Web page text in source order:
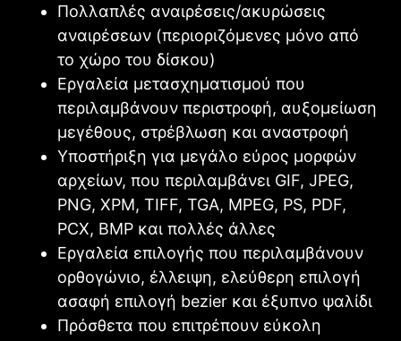
Πολλαπλές αναιρέσεις/ακυρώσεις
αναιρέσεων (περιοριζόμενες μόνο από
το χώρο του δίσκου)
Εργαλεία μετασχηματισμού που
περιλαμβάνουν περιστροφή, αυξομείωση
μεγέθους, στρέβλωση και αναστροφή
Υποστήριξη για μεγάλο εύρος μορφών
αρχείων, που περιλαμβάνει GIF, JPEG,
PNG, XPM, TIFF, TGA, MPEG, PS, PDF,
PCX, BMP και πολλές άλλες
Εργαλεία επιλογής που περιλαμβάνουν
ορθογώνιο, έλλειψη, ελεύθερη επιλογή
ασαφή επιλογή bezier και έξυπνο ψαλίδι
Πρόσθετα που επιτρέπουν εύκολη